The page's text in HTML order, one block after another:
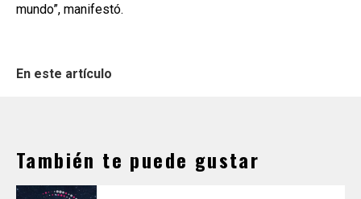
mundo”, manifestó.
En este artículo
También te puede gustar